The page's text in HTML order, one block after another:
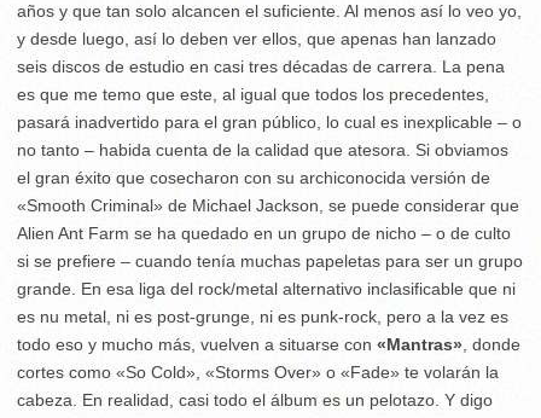
años y que tan solo alcancen el suficiente. Al menos así lo veo yo,
y desde luego, así lo deben ver ellos, que apenas han lanzado
seis discos de estudio en casi tres décadas de carrera. La pena
es que me temo que este, al igual que todos los precedentes,
pasará inadvertido para el gran público, lo cual es inexplicable – o
no tanto – habida cuenta de la calidad que atesora. Si obviamos
el gran éxito que cosecharon con su archiconocida versión de
«Smooth Criminal» de Michael Jackson, se puede considerar que
Alien Ant Farm se ha quedado en un grupo de nicho – o de culto
si se prefiere – cuando tenía muchas papeletas para ser un grupo
grande. En esa liga del rock/metal alternativo inclasificable que ni
es nu metal, ni es post-grunge, ni es punk-rock, pero a la vez es
todo eso y mucho más, vuelven a situarse con «Mantras» , donde
cortes como «So Cold», «Storms Over» o «Fade» te volarán la
cabeza. En realidad, casi todo el álbum es un pelotazo. Y digo